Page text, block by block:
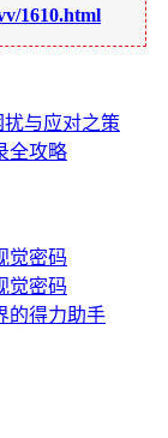
1610.html
与应对之策
全攻略
觉密码
觉密码
的得力助手